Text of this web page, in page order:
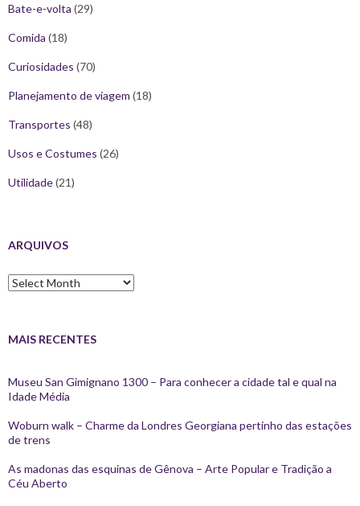
Bate-e-volta (29)
Comida (18)
Curiosidades (70)
Planejamento de viagem (18)
Transportes (48)
Usos e Costumes (26)
Utilidade(21)
ARQUIVOS
Arquivos
MAIS RECENTES
Museu San Gimignano 1300 – Para conhecer a cidade tal e qual na
Idade Média
Woburn walk – Charme da Londres Georgiana pertinho das estações
de trens
As madonas das esquinas de Gênova – Arte Popular e Tradição a
Céu Aberto